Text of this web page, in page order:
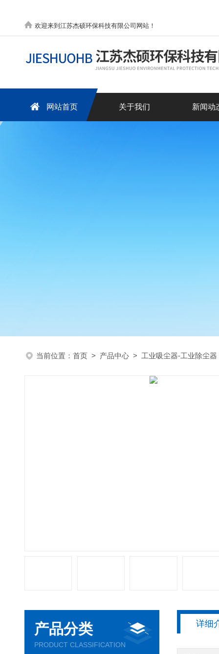
欢迎来到江苏杰硕环保科技有限公司网站！
网站首页 关于我们 新闻动
当前位置： 首页 > 产品中心 > 工业吸尘器-工业除尘器
产品分类
PRODUCT CLASSIFICATION
详细